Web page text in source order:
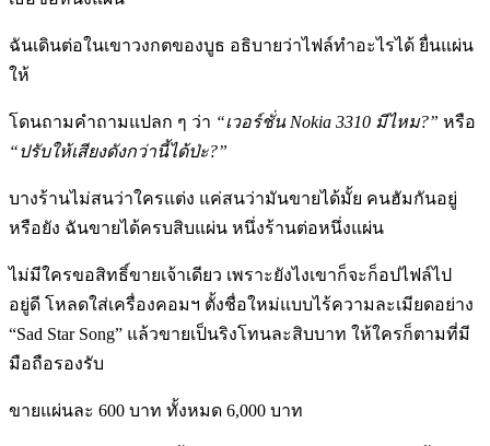
ฉันเดินต่อในเขาวงกตของบูธ อธิบายว่าไฟล์ทำอะไรได้ ยื่นแผ่น
ให้
โดนถามคำถามแปลก ๆ ว่า “เวอร์ชั่น Nokia 3310 มีไหม?” หรือ
“ปรับให้เสียงดังกว่านี้ได้ป่ะ?”
บางร้านไม่สนว่าใครแต่ง แค่สนว่ามันขายได้มั้ย คนฮัมกันอยู่
หรือยัง ฉันขายได้ครบสิบแผ่น หนึ่งร้านต่อหนึ่งแผ่น
ไม่มีใครขอสิทธิ์ขายเจ้าเดียว เพราะยังไงเขาก็จะก็อปไฟล์ไป
อยู่ดี โหลดใส่เครื่องคอมฯ ตั้งชื่อใหม่แบบไร้ความละเมียดอย่าง
“Sad Star Song” แล้วขายเป็นริงโทนละสิบบาท ให้ใครก็ตามที่มี
มือถือรองรับ
ขายแผ่นละ 600 บาท ทั้งหมด 6,000 บาท